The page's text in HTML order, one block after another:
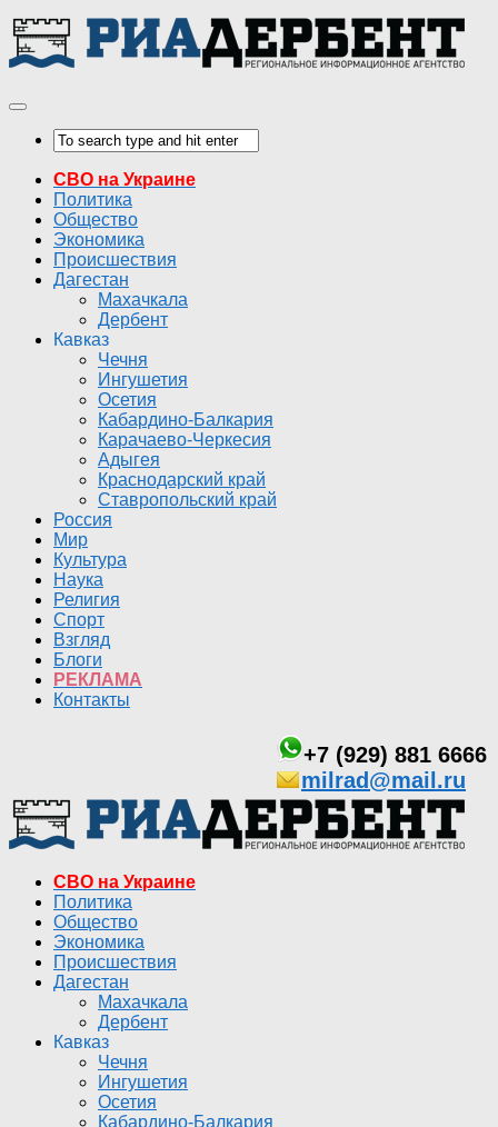
СВО на Украине
Политика
Общество
Экономика
Происшествия
Дагестан
Махачкала
Дербент
Кавказ
Чечня
Ингушетия
Осетия
Кабардино-Балкария
Карачаево-Черкесия
Адыгея
Краснодарский край
Ставропольский край
Россия
Мир
Культура
Наука
Религия
Спорт
Взгляд
Блоги
РЕКЛАМА
Контакты
+7 (929) 881 6666
milrad@mail.ru
СВО на Украине
Политика
Общество
Экономика
Происшествия
Дагестан
Махачкала
Дербент
Кавказ
Чечня
Ингушетия
Осетия
Кабардино-Балкария